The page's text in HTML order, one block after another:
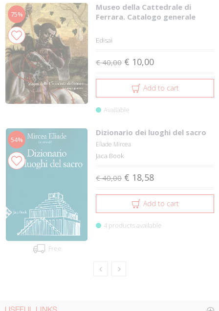
75%
Museo della Cattedrale di
Ferrara. Catalogo generale
Edisai
€ 40,00 € 10,00
Add to cart
Available
54%
Free
Dizionario dei luoghi del sacro
Eliade Mircea
Jaca Book
€ 40,00 € 18,58
Add to cart
4 products available